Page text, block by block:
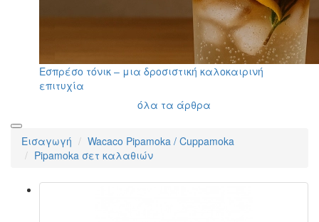
Εσπρέσο τόνικ – μια δροσιστική καλοκαιρινή
επιτυχία
όλα τα άρθρα
Εισαγωγή
Wacaco Pipamoka / Cuppamoka
Pipamoka σετ καλαθιών